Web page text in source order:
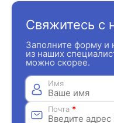
Свяжитесь с
Заполните форму и
из наших
можно скорее.
Имя
Почта *